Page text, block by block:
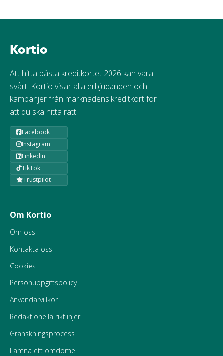
Kortio
Att hitta bästa kreditkortet 2026 kan vara
svårt. Kortio visar alla erbjudanden och
kampanjer från marknadens kreditkort för
att du ska hitta rätt!
Facebook
Instagram
LinkedIn
TikTok
Trustpilot
Om Kortio
Om oss
Kontakta oss
Cookies
Personuppgiftspolicy
Användarvillkor
Redaktionella riktlinjer
Granskningsprocess
Lämna ett omdöme